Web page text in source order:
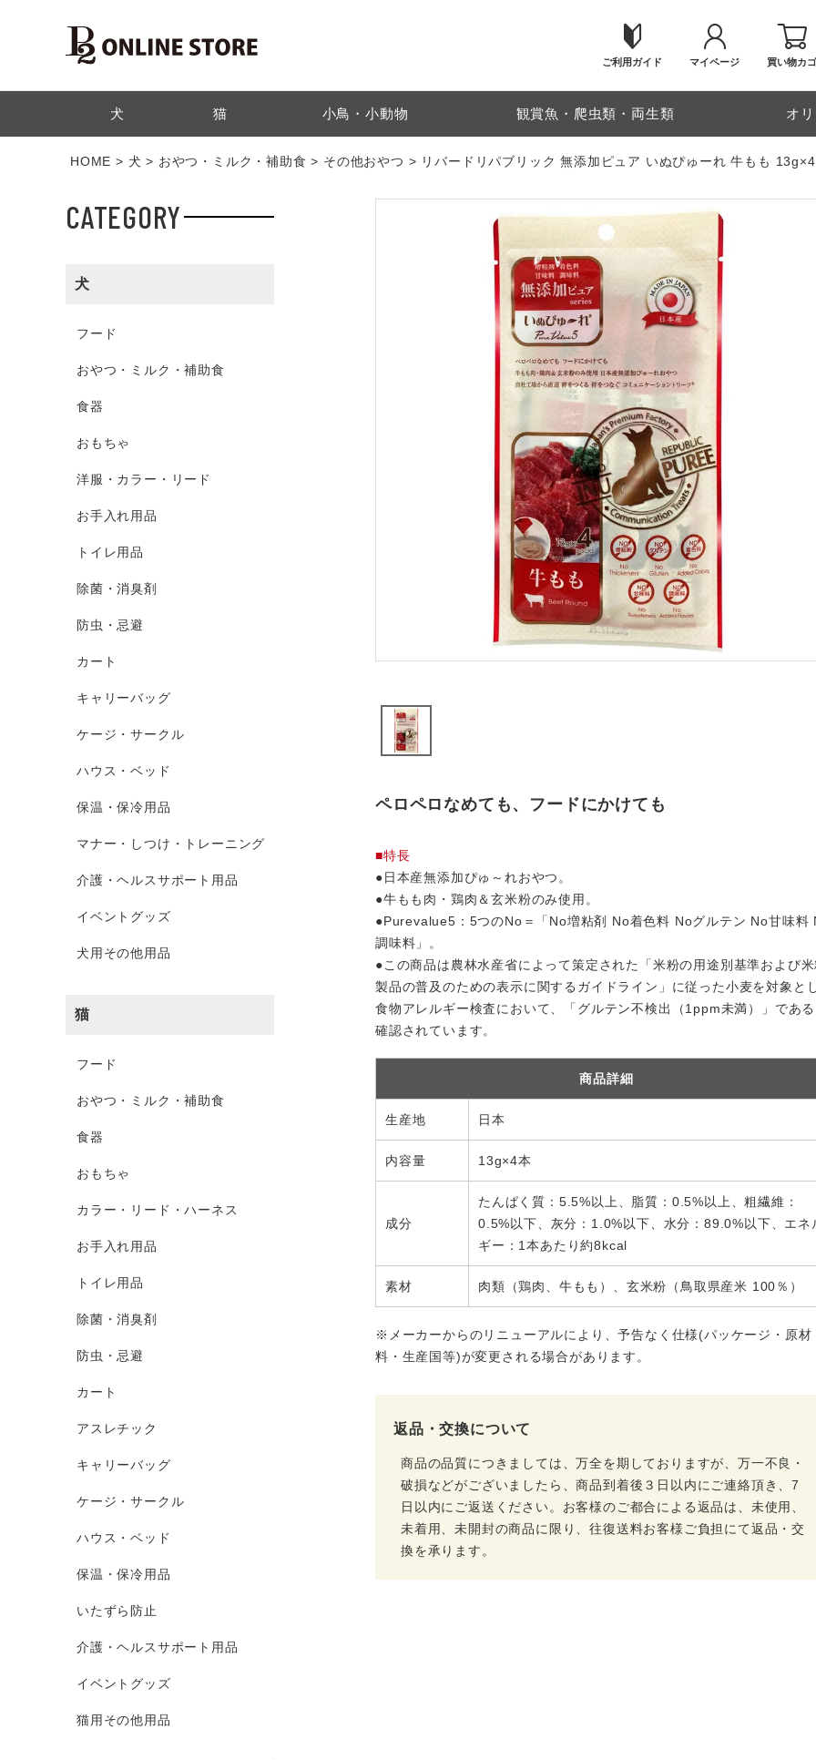
ご利用ガイド マイページ 買い物カゴ
検索
犬 猫 小鳥・小動物 観賞魚・爬虫類・両生類 オ
HOME 犬 おやつ・ミルク・補助食 その他おやつ リバードリパブリック 無添加ピュア いぬぴゅーれ 牛もも
CATEGORY
犬
フード
おやつ・ミルク・補助食
食器
おもちゃ
洋服・カラー・リード
お手入れ用品
トイレ用品
除菌・消臭剤
防虫・忌避
カート
キャリーバッグ
ケージ・サークル
ハウス・ベッド
保温・保冷用品
マナー・しつけ・トレーニング
介護・ヘルスサポート用品
イベントグッズ
犬用その他用品
猫
フード
おやつ・ミルク・補助食
食器
おもちゃ
カラー・リード・ハーネス
お手入れ用品
トイレ用品
除菌・消臭剤
防虫・忌避
カート
アスレチック
キャリーバッグ
ケージ・サークル
ハウス・ベッド
保温・保冷用品
いたずら防止
介護・ヘルスサポート用品
イベントグッズ
猫用その他用品
ペロペロなめても、フードにかけても
■特長
●日本産無添加ぴゅ～れおやつ。
●牛もも肉・鶏肉＆玄米粉のみ使用。
●Purevalue5：5つのNo＝「No増粘剤 No着色料 Noグルテン No甘味料
調味料」。
●この商品は農林水産省によって策定された「米粉の用途別基準および米
製品の普及のための表示に関するガイドライン」に従った小麦を対象と
食物アレルギー検査において、「グルテン不検出（1ppm未満）」である
確認されています。
商品詳細
生産地 日本
内容量 13g×4本
成分
たんぱく質：5.5%以上、脂質：0.5%以上、粗繊維：
0.5%以下、灰分：1.0%以下、水分：89.0%以下、エネ
ギー：1本あたり約8kcal
素材 肉類（鶏肉、牛もも）、玄米粉（鳥取県産米 100％）
※メーカーからのリニューアルにより、予告なく仕様(パッケージ・原材
料・生産国等)が変更される場合があります。
返品・交換について
商品の品質につきましては、万全を期しておりますが、万一不良・
破損などがございましたら、商品到着後３日以内にご連絡頂き、7
日以内にご返送ください。お客様のご都合による返品は、未使用、
未着用、未開封の商品に限り、往復送料お客様ご負担にて返品・交
換を承ります。